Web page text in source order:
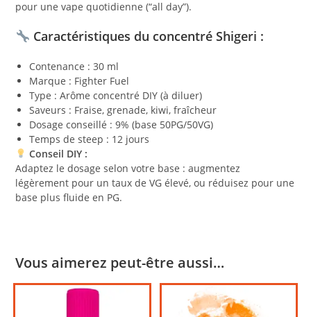
pour une vape quotidienne (“all day”).
Caractéristiques du concentré Shigeri :
Contenance : 30 ml
Marque : Fighter Fuel
Type : Arôme concentré DIY (à diluer)
Saveurs : Fraise, grenade, kiwi, fraîcheur
Dosage conseillé : 9% (base 50PG/50VG)
Temps de steep : 12 jours
Conseil DIY :
Adaptez le dosage selon votre base : augmentez
légèrement pour un taux de VG élevé, ou réduisez pour une
base plus fluide en PG.
Vous aimerez peut-être aussi…